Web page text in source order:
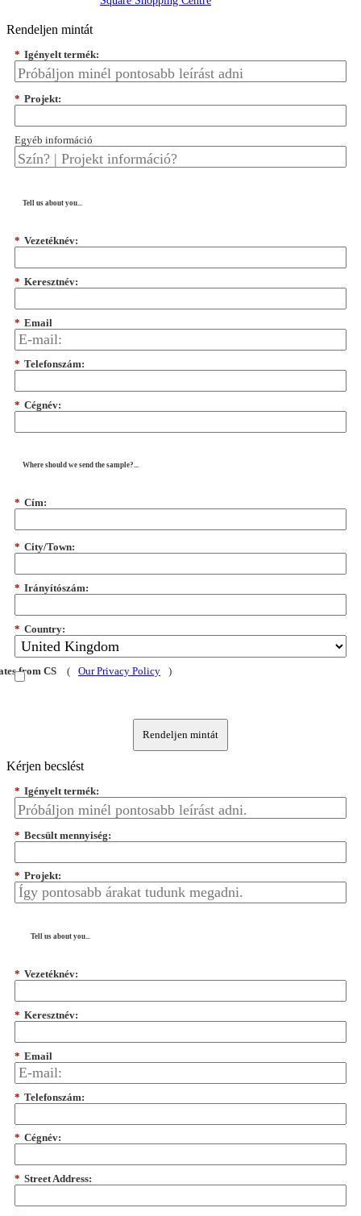
Rendeljen mintát
* Igényelt termék:
* Projekt:
Egyéb információ
Tell us about you...
* Vezetéknév:
* Keresztnév:
* Email
* Telefonszám:
* Cégnév:
Where should we send the sample?...
* Cím:
* City/Town:
* Irányítószám:
* Country:
from CS ( Our Privacy Policy )
Rendeljen mintát
Kérjen becslést
* Igényelt termék:
* Becsült mennyiség:
* Projekt:
Tell us about you...
* Vezetéknév:
* Keresztnév:
* Email
* Telefonszám:
* Cégnév:
* Street Address: